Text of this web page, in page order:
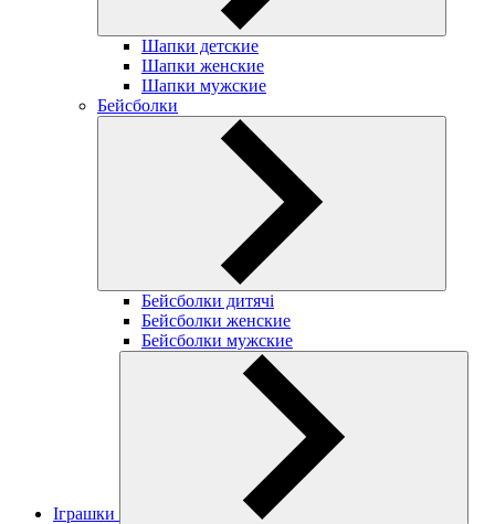
Шапки детские
Шапки женские
Шапки мужские
Бейсболки
Бейсболки дитячі
Бейсболки женские
Бейсболки мужские
Іграшки